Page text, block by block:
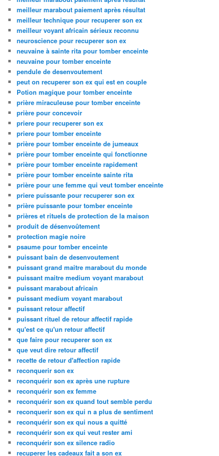
meilleur marabout paiement après résultat
meilleur technique pour recuperer son ex
meilleur voyant africain sérieux reconnu
neuroscience pour recuperer son ex
neuvaine à sainte rita pour tomber enceinte
neuvaine pour tomber enceinte
pendule de desenvoutement
peut on recuperer son ex qui est en couple
Potion magique pour tomber enceinte
prière miraculeuse pour tomber enceinte
prière pour concevoir
priere pour recuperer son ex
priere pour tomber enceinte
prière pour tomber enceinte de jumeaux
prière pour tomber enceinte qui fonctionne
prière pour tomber enceinte rapidement
prière pour tomber enceinte sainte rita
prière pour une femme qui veut tomber enceinte
priere puissante pour recuperer son ex
prière puissante pour tomber enceinte
prières et rituels de protection de la maison
produit de désenvoûtement
protection magie noire
psaume pour tomber enceinte
puissant bain de desenvoutement
puissant grand maitre marabout du monde
puissant maitre medium voyant marabout
puissant marabout africain
puissant medium voyant marabout
puissant retour affectif
puissant rituel de retour affectif rapide
qu'est ce qu'un retour affectif
que faire pour recuperer son ex
que veut dire retour affectif
recette de retour d'affection rapide
reconquerir son ex
reconquérir son ex après une rupture
reconquérir son ex femme
reconquérir son ex quand tout semble perdu
reconquerir son ex qui n a plus de sentiment
reconquérir son ex qui nous a quitté
reconquérir son ex qui veut rester ami
reconquérir son ex silence radio
recuperer les cadeaux fait a son ex